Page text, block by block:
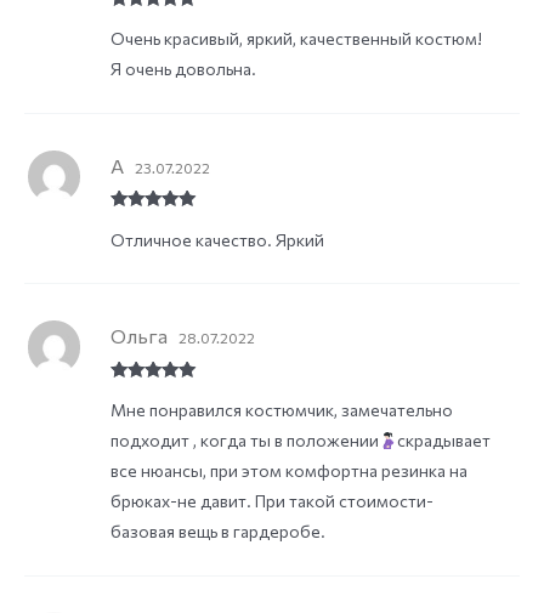
of 5
Очень красивый, яркий, качественный костюм!
Я очень довольна.
of 5
А 23.07.2022
Отличное качество. Яркий
of 5
Ольга 28.07.2022
Мне понравился костюмчик, замечательно
подходит , когда ты в положении
скрадывает
все нюансы, при этом комфортна резинка на
брюках-не давит. При такой стоимости-
базовая вещь в гардеробе.